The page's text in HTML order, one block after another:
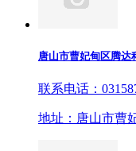
唐山市曹妃甸区腾达
联系电话：
地址：唐山市曹